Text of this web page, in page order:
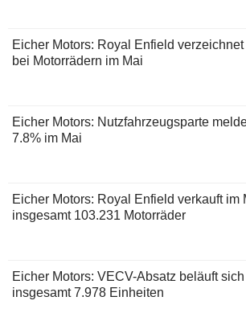
Eicher Motors: Royal Enfield
bei Motorrädern im Mai
Eicher Motors: Nutzfahrzeugsparte
7.8% im Mai
Eicher Motors: Royal Enfield verkauft im
insgesamt 103.231 Motorräder
Eicher Motors: VECV-Absatz beläuft
insgesamt 7.978 Einheiten